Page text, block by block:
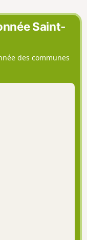
Saint-
des communes